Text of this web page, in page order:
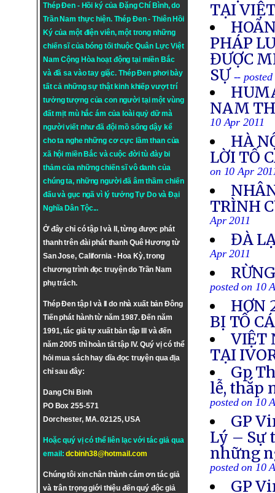
Thép Đen - Hồi ký của Đặng Chí Bình, do
Trần Nam thực hiện. Thép Đen- Thiên Hồi
Ký của một điện viên, một trong những
chiến sĩ của bóng tối thuộc Quân Lực Việt
Nam Cộng Hòa hoạt động tại miền Bắc
và đã sa vào tay giặc. Thép Đen phơi bày
tất cả những sự thật kinh khiếp vượt trí
tưởng tượng của con người tại một vùng
đất mịt mù hắc ám của loài quỷ dữ mà
người viết như đã đội mồ sống dậy kể
cho ta nghe những cơ cực lầm than của
xã hội miền Bắc và cuộc đời tù đày bi
thảm của những chiến sĩ vô danh của
chúng ta, những người đã âm thầm chiến
đấu và gục ngã vì lý tưởngTự DovàĐại
Nghĩa Dân Tộc...
Ở đây chỉ có tập I và II, từng được phát
thanh trên đài phát thanh Quê Hương từ
San Jose, California - Hoa Kỳ, trong
chương trình đọc truyện do Trần Nam
phụ trách.
Thép Đen tập I và II do nhà xuất bản Đông
Tiến phát hành từ năm 1987. Đến năm
1991, tác giả tự xuất bản tập III và đến
năm 2005 thì hoàn tất tập IV. Quý vị có thể
hỏi mua sách hay dĩa đọc truyện qua địa
chỉ sau đây:
Dang Chi Binh
PO Box 255-571
Dorchester, MA. 02125, USA
Hoặc quý vị có thể liên lạc với tác giả qua
email:dcbinh38@hotmail.com
Chúng tôi xin chân thành cám ơn tác giả
và trân trọng giới thiệu đến quý độc giả
TẠI
PHÁP
ĐƯỢC
SỰ --
NAM
10 Apr 2011
HÀ
LỜI TỐ
on 10 Apr
TRÌNH
Apr 2011
ĐÀ
Apr 2011
posted on 10
HƠN
BỊ TỐ
VIỆT
TẠI
Gp
lễ, thắp
posted on 10
GP
Lý – Sự
những
posted on 10
GP